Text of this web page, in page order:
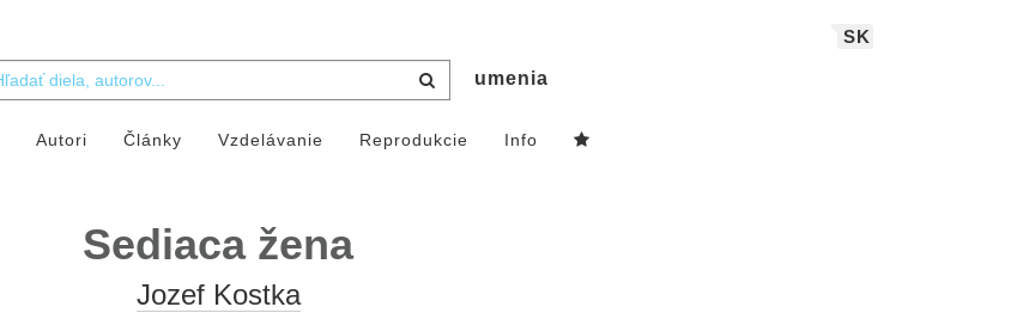
SK
umenia
Autori Články Vzdelávanie Reprodukcie Info
Sediaca žena
Jozef Kostka